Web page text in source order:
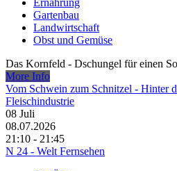
Gartenbau
Landwirtschaft
Obst und Gemüse
Das Kornfeld - Dschungel für einen
More Info
Vom Schwein zum Schnitzel - Hinter
Fleischindustrie
08 Juli
08.07.2026
21:10 - 21:45
N 24 - Welt Fernsehen